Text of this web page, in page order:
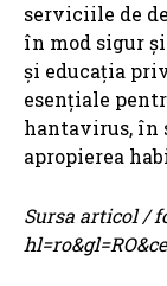
serviciile de
în mod sigur
și educația
esențiale
hantavirus, în
apropierea
Sursa articol /